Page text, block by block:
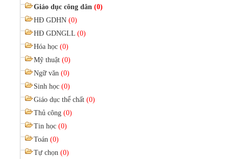
Giáo dục công dân (0)
HĐ GDHN (0)
HĐ GDNGLL (0)
Hóa học (0)
Mỹ thuật (0)
Ngữ văn (0)
Sinh học (0)
Giáo dục thể chất (0)
Thủ công (0)
Tin học (0)
Toán (0)
Tự chọn (0)